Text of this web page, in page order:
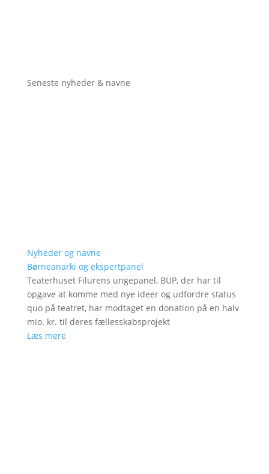
Seneste nyheder & navne
Nyheder og navne
Børneanarki og ekspertpanel
Teaterhuset Filurens ungepanel, BUP, der har til
opgave at komme med nye ideer og udfordre status
quo på teatret, har modtaget en donation på en halv
mio. kr. til deres fællesskabsprojekt
Læs mere